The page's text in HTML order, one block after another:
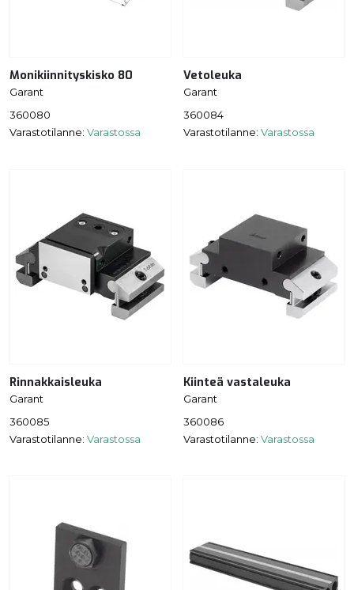
Monikiinnityskisko 80
Garant
360080
Varastotilanne: Varastossa
Vetoleuka
Garant
360084
Varastotilanne: Varastossa
Rinnakkaisleuka
Garant
360085
Varastotilanne: Varastossa
Kiinteä vastaleuka
Garant
360086
Varastotilanne: Varastossa